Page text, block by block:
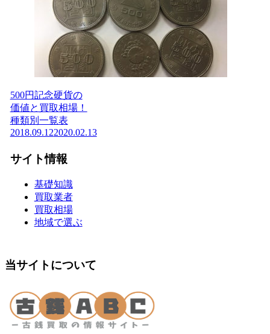
500円記念硬貨の
価値と買取相場！
種類別一覧表
2018.09.122020.02.13
サイト情報
基礎知識
買取業者
買取相場
地域で選ぶ
当サイトについて